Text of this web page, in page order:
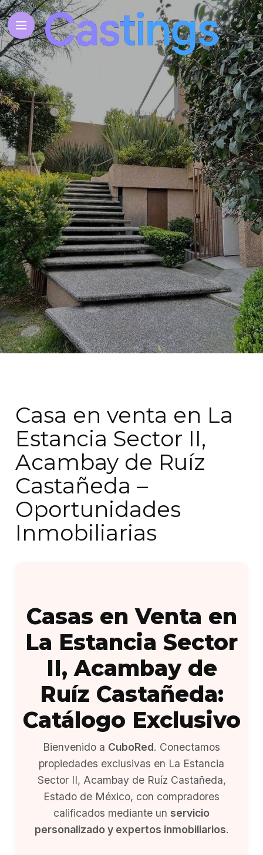
Casa en venta en La
Estancia Sector II,
Acambay de Ruíz
Castañeda –
Oportunidades
Inmobiliarias
Casas en Venta en
La Estancia Sector
II, Acambay de
Ruíz Castañeda:
Catálogo Exclusivo
Bienvenido a CuboRed. Conectamos
propiedades exclusivas en La Estancia
Sector II, Acambay de Ruíz Castañeda,
Estado de México, con compradores
calificados mediante un servicio
personalizado y expertos inmobiliarios.